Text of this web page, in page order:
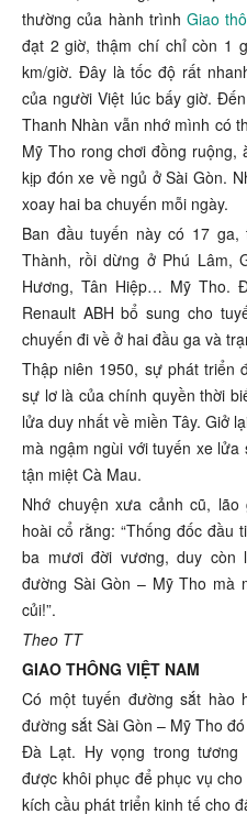
thường của hành trình Giao
đạt 2 giờ, thậm chí chỉ còn 1
km/giờ. Đây là tốc độ rất
của người Việt lúc bấy giờ.
Thanh Nhàn vẫn nhớ mình có
Mỹ Tho rong chơi đồng ruộng,
kịp đón xe về ngủ ở Sài Gòn.
xoay hai ba chuyến mỗi ngày.
Ban đầu tuyến này có 17
Thành, rồi dừng ở Phú Lâm,
Hương, Tân Hiệp… Mỹ Tho.
Renault ABH bổ sung cho
chuyến đi về ở hai đầu ga và
Thập niên 1950, sự phát triển
sự lơ là của chính quyền thời
lửa duy nhất về miền Tây. Giở
mà ngậm ngùi với tuyến xe
tận miệt Cà Mau.
Nhớ chuyện xưa cảnh cũ,
hoài cổ rằng: “Thống đốc
ba mươi đời vương, duy
đường Sài Gòn – Mỹ Tho mà
củi!”.
Theo TT
GIAO THÔNG VIỆT NAM
Có một tuyến đường sắt hào
đường sắt Sài Gòn – Mỹ Tho
Đà Lạt. Hy vọng trong
được khôi phục để phục vụ
kích cầu phát triển kinh tế cho